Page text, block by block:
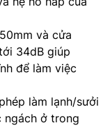
và cửa
34dB giúp
để làm việc
làm lạnh/sưởi
ngách ở trong